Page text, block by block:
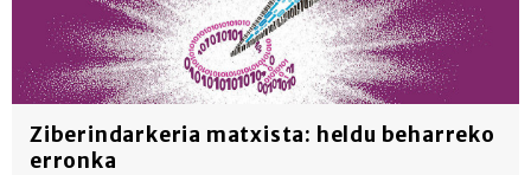
Ziberindarkeria matxista: heldu beharreko
erronka